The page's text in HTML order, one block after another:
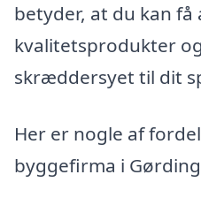
betyder, at du kan få
kvalitetsprodukter
skræddersyet til dit
Her er nogle af
byggefirma i